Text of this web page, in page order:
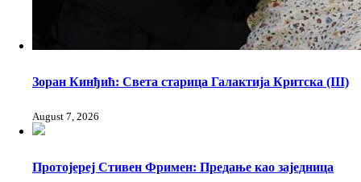
Зоран Кинђић: Света старица Галактија Критска (III)
August 7, 2026
Протојереј Стивен Фримен: Предање као заједница